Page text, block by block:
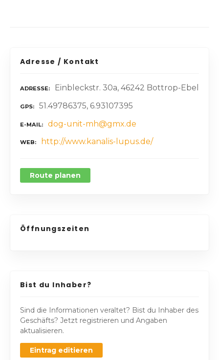
Adresse / Kontakt
ADRESSE Einbleckstr. 30a, 46242 Bottrop-Ebel
GPS 51.49786375, 6.93107395
E-MAIL dog-unit-mh@gmx.de
WEB http://www.kanalis-lupus.de/
Route planen
Öffnungszeiten
Bist du Inhaber?
Sind die Informationen veraltet? Bist du Inhaber des
Geschäfts? Jetzt registrieren und Angaben
aktualisieren.
Eintrag editieren